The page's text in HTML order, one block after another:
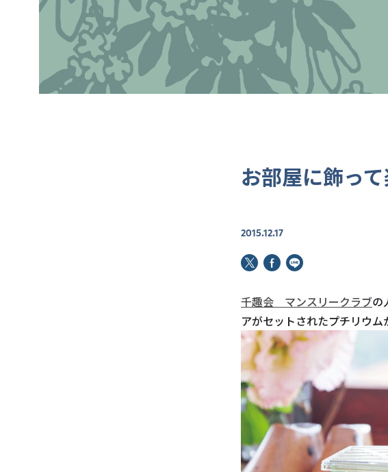
お部屋に飾っ
2015.12.17
千趣会 マンスリークラブの
アがセットされたプチリウム